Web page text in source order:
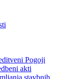
Pogoji
akti
stavbnih